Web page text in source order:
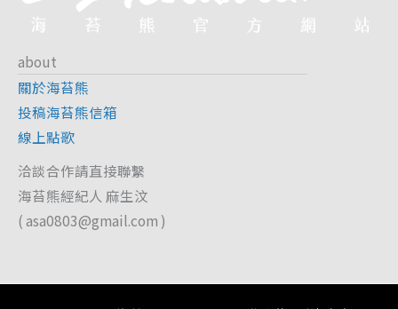
about
關於海苔熊
投稿海苔熊信箱
線上點歌
洽談合作請直接聯繫
海苔熊經紀人 麻生汶
(asa0803@gmail.com )